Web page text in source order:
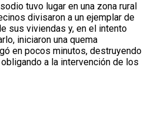
tuvo lugar en una zona rural
divisaron a un ejemplar de
sus viviendas y, en el intento
iniciaron una quema
en pocos minutos, destruyendo
a la intervención de los